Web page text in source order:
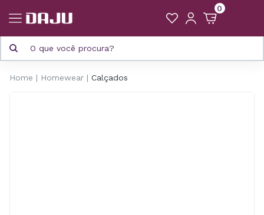
0
Home Homewear Calçados